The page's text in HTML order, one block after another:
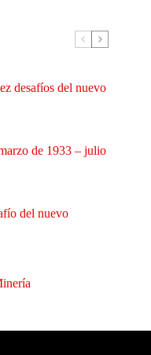
desafíos del nuevo
de 1933 – julio
del nuevo